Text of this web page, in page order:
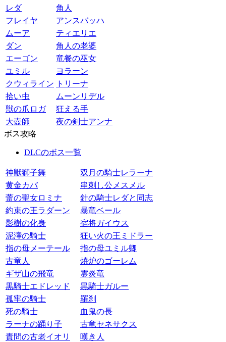
レダ
角人
フレイヤ
アンスバッハ
ムーア
ティエリエ
ダン
角人の老婆
エーゴン
竜餐の巫女
ユミル
ヨラーン
クウィライン
トリーナ
拾い虫
ムーンリデル
獣の爪ロガ
狂える手
大壺師
夜の剣士アンナ
ボス攻略
DLCのボス一覧
神獣獅子舞
双月の騎士レラーナ
黄金カバ
串刺し公メスメル
蕾の聖女ロミナ
針の騎士レダと同志
約束の王ラダーン
暴竜ベール
影樹の化身
宿将ガイウス
泥濘の騎士
狂い火の王ミドラー
指の母メーテール
指の母ユミル卿
古竜人
焼炉のゴーレム
ギザ山の飛竜
霊炎竜
黒騎士エドレッド
黒騎士ガルー
孤牢の騎士
羅刹
死の騎士
血鬼の長
ラーナの踊り子
古竜セネサクス
責問の古老イオリ
嘆き人